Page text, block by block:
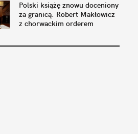
Polski książę znowu doceniony
za granicą. Robert Makłowicz
z chorwackim orderem